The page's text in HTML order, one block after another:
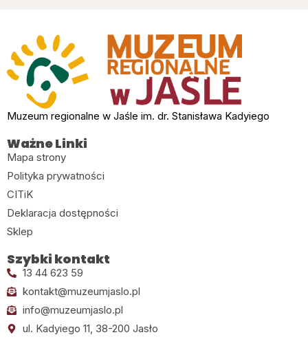
Muzeum regionalne w Jaśle im. dr. Stanisława Kadyiego
Ważne Linki
Mapa strony
Polityka prywatności
CITiK
Deklaracja dostępności
Sklep
Szybki kontakt
13 44 623 59
kontakt@muzeumjaslo.pl
info@muzeumjaslo.pl
ul. Kadyiego 11, 38-200 Jasło